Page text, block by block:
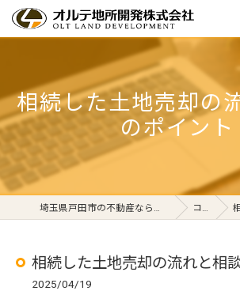
相続した土地売却の
のポイント
埼玉県戸田市の不動産ならオルテ地所開発株式会社 コラム 相
相続した土地売却の流れと相
2025/04/19